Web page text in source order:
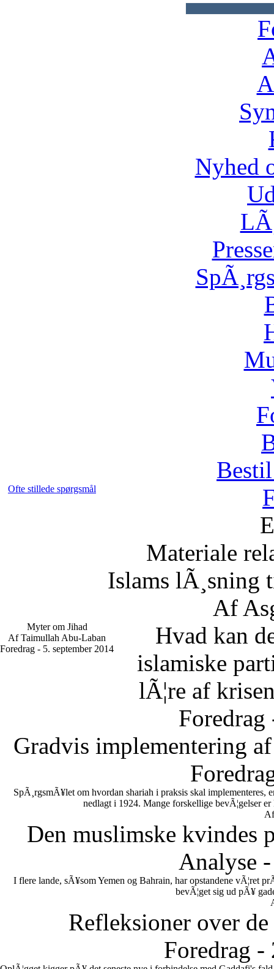
Nyhed
Ofte stillede spørgsmål
Materiale
Islams lÃ¸sning
Af
Myter om Jihad
Af Taimullah Abu-Laban
Foredrag - 5. september 2014
Hvad kan
islamiske
lÃ¦re af
Gradvis implementering
SpÃ¸rgsmÃ¥let om hvordan shariah i praksis skal implementeres,
nedlagt i 1924. Mange forskellige bevÃ¦gelser
Den muslimske kvindes
Analyse
I flere lande, sÃ¥som Yemen og Bahrain, har opstandene vÃ¦ret
bevÃ¦get sig ud pÃ¥
Refleksioner over
Foredrag -